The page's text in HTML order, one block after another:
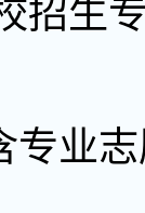
招生
专业